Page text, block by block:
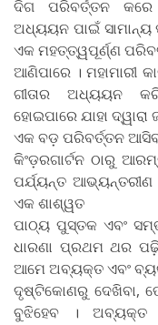
ଦିଗ ପରିବର୍ତ୍ତନ କରେ
ଅଧ୍ୟୟନ ପାଇଁ
ଏକ ମହତ୍ତ୍ୱପୂର୍ଣ୍ଣ
ଆଣିପାରେ ।
ଗୀତାର ଅଧ୍ୟୟନ
ହୋଇପାରେ ଯାହା ଦ୍ୱାରା
ଏକ ବଡ଼ ପରିବର୍ତ୍ତନ
କିଂଡ଼ରଗାର୍ଟନ ଠାରୁ
ପର୍ଯ୍ୟନ୍ତ ଆଭ୍ୟନ୍ତରୀଣ
ଏକ ଶାଶ୍ୱତ
ପାଠ୍ୟ ପୁସ୍ତକ ଏବଂ
ଧାରଣା ପ୍ରଥମ ଥର
ଆମେ ଅବ୍ୟକ୍ତ ଏବଂ
ଦୃଷ୍ଟିକୋଣରୁ ଦେଖିବା,
ବୁଝିହେବ । ଅବ୍ୟକ୍ତ